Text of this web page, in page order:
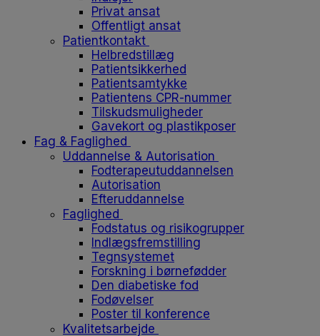
Privat ansat
Offentligt ansat
Patientkontakt
Helbredstillæg
Patientsikkerhed
Patientsamtykke
Patientens CPR-nummer
Tilskudsmuligheder
Gavekort og plastikposer
Fag & Faglighed
Uddannelse & Autorisation
Fodterapeutuddannelsen
Autorisation
Efteruddannelse
Faglighed
Fodstatus og risikogrupper
Indlægsfremstilling
Tegnsystemet
Forskning i børnefødder
Den diabetiske fod
Fodøvelser
Poster til konference
Kvalitetsarbejde